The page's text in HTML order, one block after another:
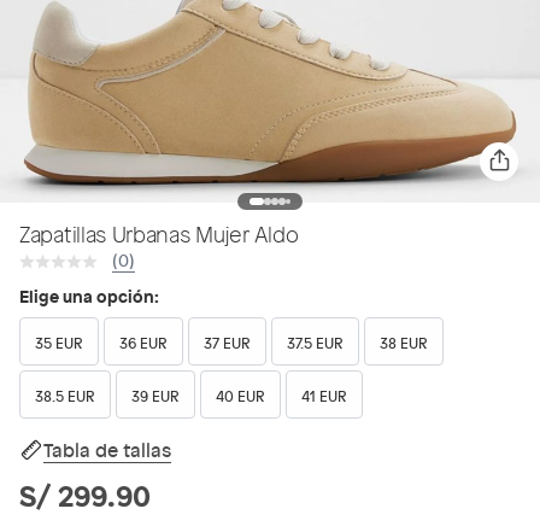
Zapatillas Urbanas Mujer Aldo
(0)
Elige una opción:
35 EUR 36 EUR 37 EUR 37.5 EUR 38 EUR
38.5 EUR 39 EUR 40 EUR 41 EUR
Tabla de tallas
S/ 299.90